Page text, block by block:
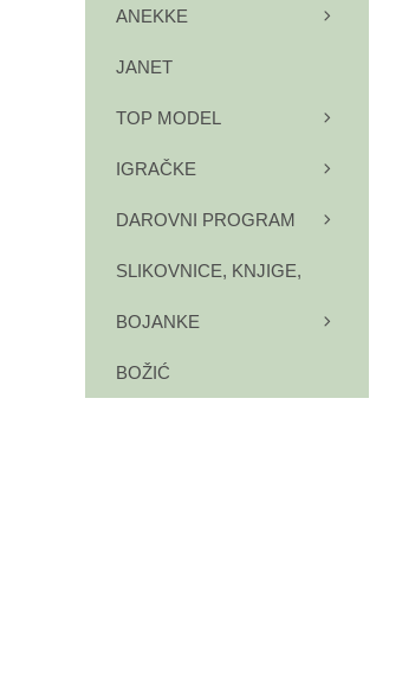
ANEKKE
JANET
TOP MODEL
IGRAČKE
DAROVNI PROGRAM
SLIKOVNICE, KNJIGE,
BOJANKE
BOŽIĆ